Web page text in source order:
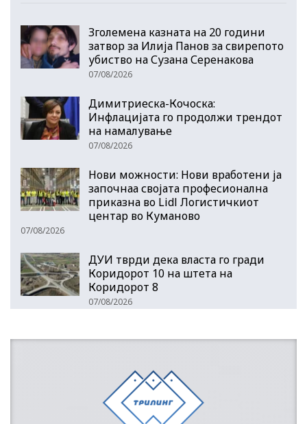
Зголемена казната на 20 години
затвор за Илија Панов за свирепото
убиство на Сузана Серенакова
07/08/2026
Димитриеска-Кочоска:
Инфлацијата го продолжи трендот
на намалување
07/08/2026
Нови можности: Нови вработени ја
започнаа својата професионална
приказна во Lidl Логистичкиот
центар во Куманово
07/08/2026
ДУИ тврди дека власта го гради
Коридорот 10 на штета на
Коридорот 8
07/08/2026